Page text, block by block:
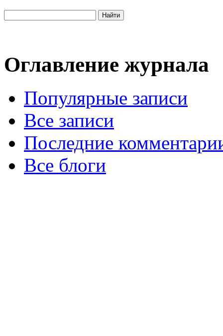
Оглавление журнала
Популярные записи
Все записи
Последние
Все блоги